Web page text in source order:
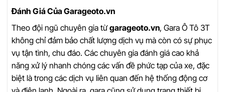
Đánh Giá Của Garageoto.vn
Theo đội ngũ chuyên gia từgarageoto.vn, Gara Ô Tô 3T
không chỉ đảm bảo chất lượng dịch vụ mà còn có sự phục
vụ tận tình, chu đáo. Các chuyên gia đánh giá cao khả
năng xử lý nhanh chóng các vấn đề phức tạp của xe, đặc
biệt là trong các dịch vụ liên quan đến hệ thống động cơ